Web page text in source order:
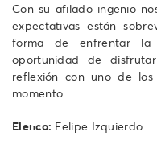
Con su afilado ingenio
expectativas están
forma de enfrentar la
oportunidad de
reflexión con uno de los
momento.
Elenco: Felipe Izquierdo